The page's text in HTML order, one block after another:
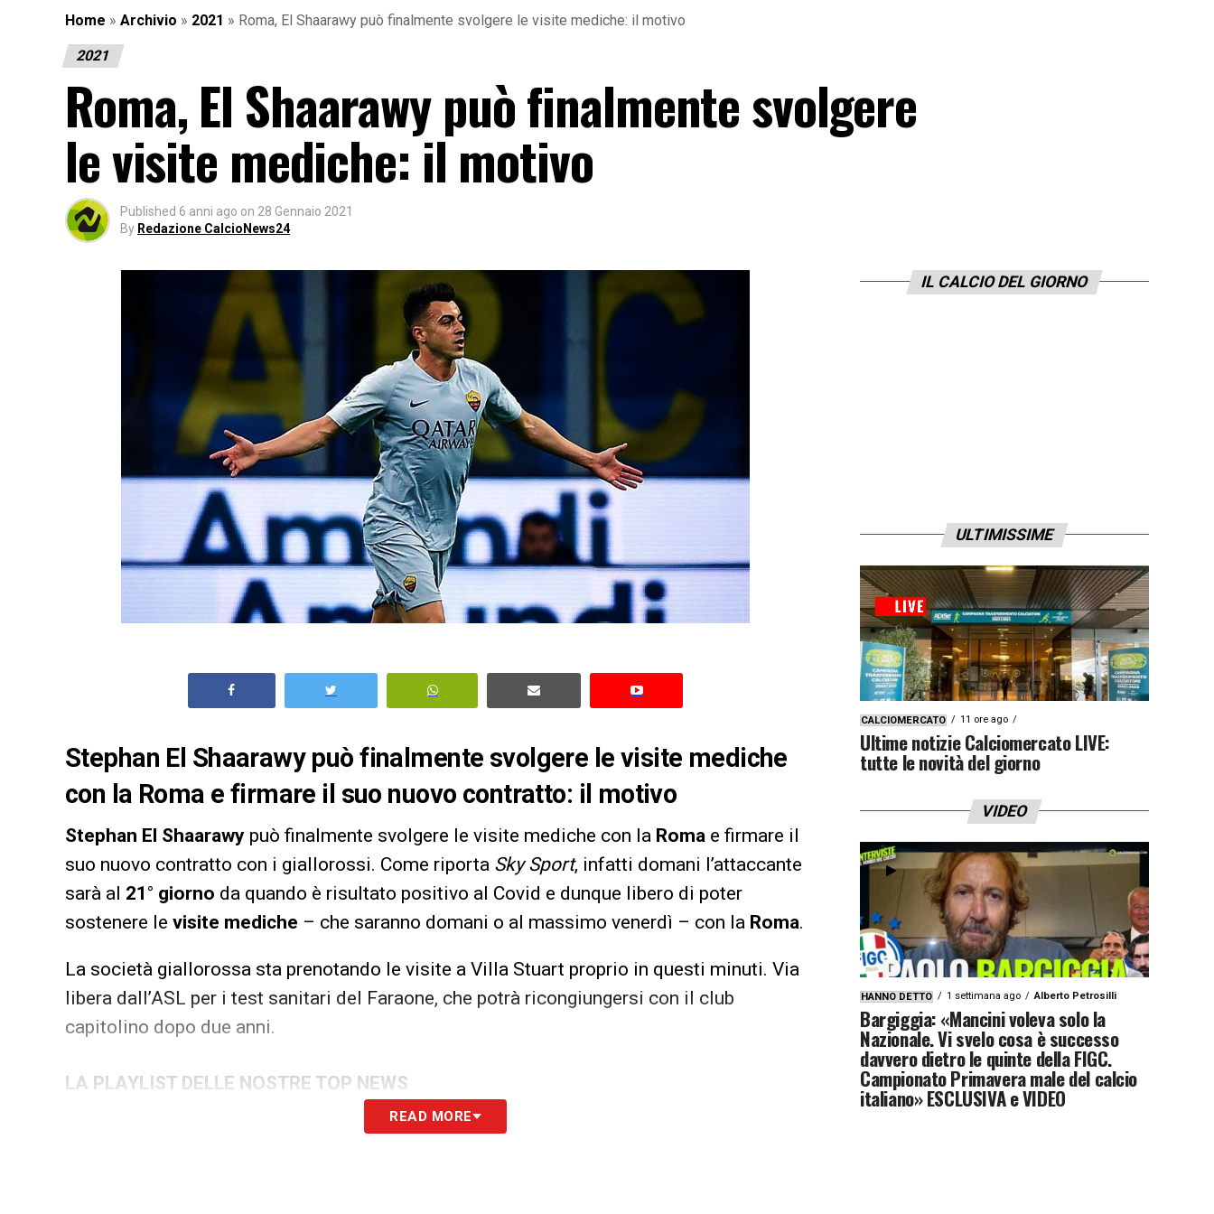
Home » Archivio » 2021 » Roma, El Shaarawy può finalmente svolgere le visite mediche: il motivo
2021
Roma, El Shaarawy può finalmente svolgere
le visite mediche: il motivo
Published 6 anni ago on 28 Gennaio 2021
By Redazione CalcioNews24
Stephan El Shaarawy può finalmente svolgere le visite mediche
con la Roma e firmare il suo nuovo contratto: il motivo
Stephan El Shaarawy può finalmente svolgere le visite mediche con la Roma e firmare il
suo nuovo contratto con i giallorossi. Come riporta Sky Sport, infatti domani l’attaccante
sarà al 21° giorno da quando è risultato positivo al Covid e dunque libero di poter
sostenere le visite mediche – che saranno domani o al massimo venerdì – con la Roma.
La società giallorossa sta prenotando le visite a Villa Stuart proprio in questi minuti. Via
libera dall’ASL per i test sanitari del Faraone, che potrà ricongiungersi con il club
capitolino dopo due anni.
LA PLAYLIST DELLE NOSTRE TOP NEWS
READ MORE
IL CALCIO DEL GIORNO
ULTIMISSIME
CALCIOMERCATO 11 ore ago
Ultime notizie Calciomercato LIVE:
tutte le novità del giorno
VIDEO
HANNO DETTO 1 settimana ago Alberto Petrosilli
Bargiggia: «Mancini voleva solo la
Nazionale. Vi svelo cosa è successo
davvero dietro le quinte della FIGC.
Campionato Primavera male del calcio
italiano» ESCLUSIVA e VIDEO